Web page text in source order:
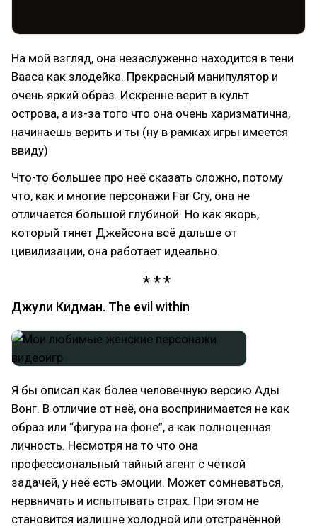
На мой взгляд, она незаслуженно находится в тени
Вааса как злодейка. Прекрасный манипулятор и
очень яркий образ. Искренне верит в культ
острова, а из-за того что она очень харизматична,
начинаешь верить и ты (ну в рамках игры имеется
ввиду)
Что-то большее про неё сказать сложно, потому
что, как и многие персонажи Far Cry, она не
отличается большой глубиной. Но как якорь,
который тянет Джейсона всё дальше от
цивилизации, она работает идеально.
Джули Кидман. The evil within
Я бы описал как более человечную версию Ады
Вонг. В отличие от неё, она воспринимается не как
образ или “фигура на фоне”, а как полноценная
личность. Несмотря на то что она
профессиональный тайный агент с чёткой
задачей, у неё есть эмоции. Может сомневаться,
нервничать и испытывать страх. При этом не
становится излишне холодной или отстранённой.